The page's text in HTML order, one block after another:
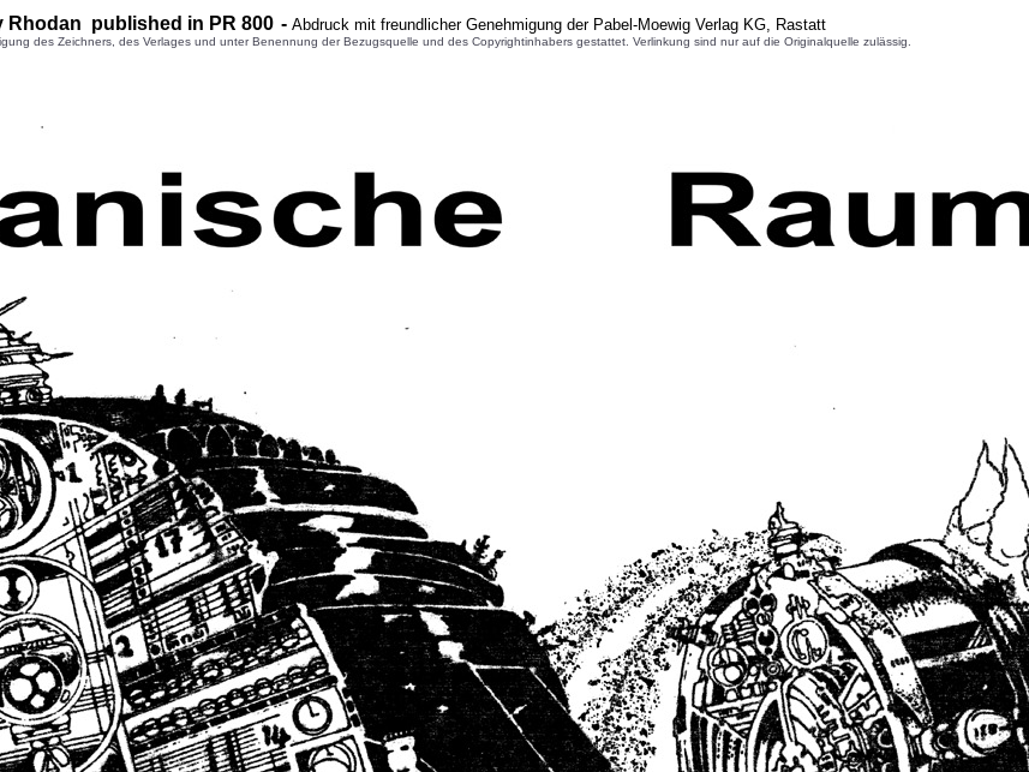
Rhodan published in PR 800 - Abdruck mit freundlicher Genehmigung der Pabel-Moewig Verlag KG, Rastatt
des Zeichners, des Verlages und unter Benennung der Bezugsquelle und des Copyrightinhabers gestattet. Verlinkung sind nur auf die Originalquelle zulässig.